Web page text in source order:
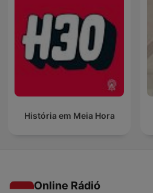
História em Meia Hora
Online Rádió